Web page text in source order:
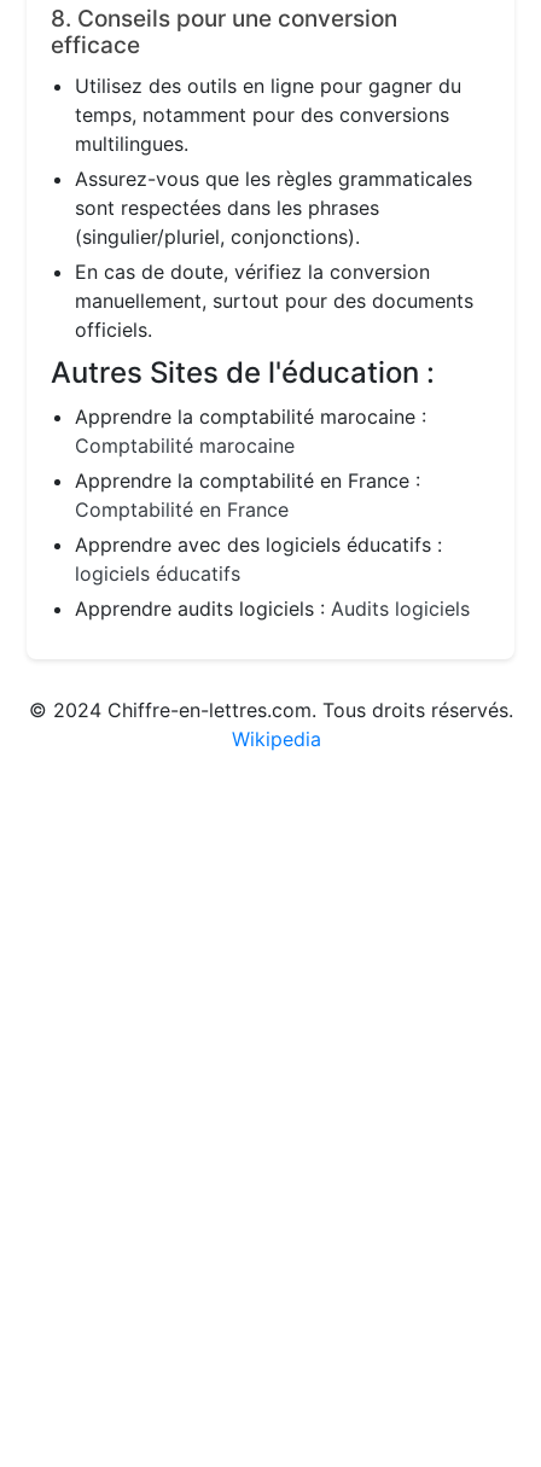
8. Conseils pour une conversion
efficace
Utilisez des outils en ligne pour gagner du
temps, notamment pour des conversions
multilingues.
Assurez-vous que les règles grammaticales
sont respectées dans les phrases
(singulier/pluriel, conjonctions).
En cas de doute, vérifiez la conversion
manuellement, surtout pour des documents
officiels.
Autres Sites de l'éducation :
Apprendre la comptabilité marocaine :
Comptabilité marocaine
Apprendre la comptabilité en France :
Comptabilité en France
Apprendre avec des logiciels éducatifs :
logiciels éducatifs
Apprendre audits logiciels :Audits logiciels
© 2024 Chiffre-en-lettres.com. Tous droits réservés.
Wikipedia